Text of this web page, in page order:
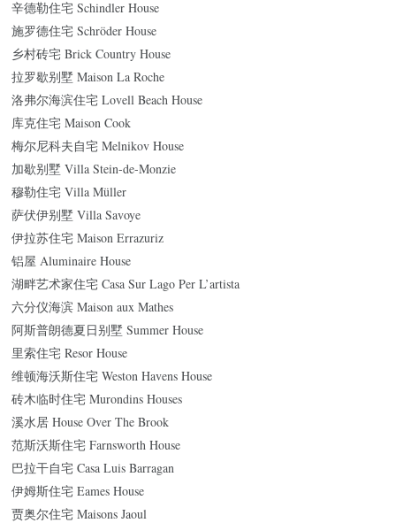
辛德勒住宅 Schindler House
施罗德住宅 Schröder House
乡村砖宅 Brick Country House
拉罗歇别墅 Maison La Roche
洛弗尔海滨住宅 Lovell Beach House
库克住宅 Maison Cook
梅尔尼科夫自宅 Melnikov House
加歇别墅 Villa Stein-de-Monzie
穆勒住宅 Villa Müller
萨伏伊别墅 Villa Savoye
伊拉苏住宅 Maison Errazuriz
铝屋 Aluminaire House
湖畔艺术家住宅 Casa Sur Lago Per L’artista
六分仪海滨 Maison aux Mathes
阿斯普朗德夏日别墅 Summer House
里索住宅 Resor House
维顿海沃斯住宅 Weston Havens House
砖木临时住宅 Murondins Houses
溪水居 House Over The Brook
范斯沃斯住宅 Farnsworth House
巴拉干自宅 Casa Luis Barragan
伊姆斯住宅 Eames House
贾奥尔住宅 Maisons Jaoul